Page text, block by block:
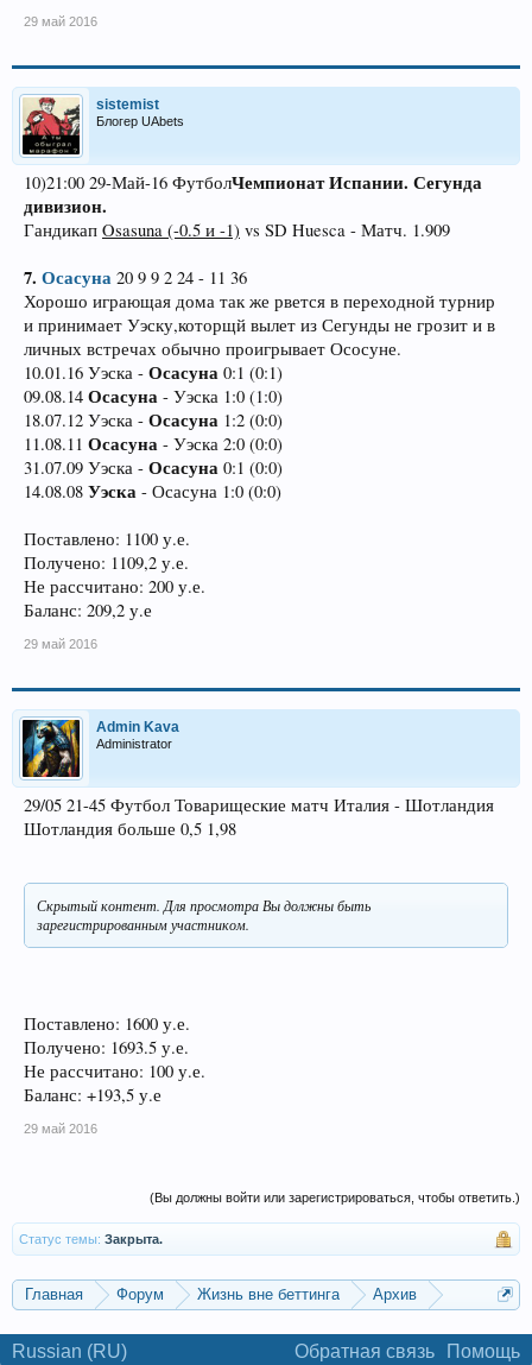
29 май 2016
sistemist
Блогер UAbets
10)21:00 29-Май-16 ФутболЧемпионат Испании. Сегунда
дивизион.
Гандикап Osasuna (-0.5 и -1) vs SD Huesca - Матч. 1.909
7. Осасуна 20 9 9 2 24 - 11 36
Хорошо играющая дома так же рвется в переходной турнир
и принимает Уэску,которщй вылет из Сегунды не грозит и в
личных встречах обычно проигрывает Ососуне.
10.01.16 Уэска - Осасуна 0:1 (0:1)
09.08.14 Осасуна - Уэска 1:0 (1:0)
18.07.12 Уэска - Осасуна 1:2 (0:0)
11.08.11 Осасуна - Уэска 2:0 (0:0)
31.07.09 Уэска - Осасуна 0:1 (0:0)
14.08.08 Уэска - Осасуна 1:0 (0:0)
Поставлено: 1100 у.е.
Получено: 1109,2 у.е.
Не рассчитано: 200 у.е.
Баланс: 209,2 у.е
29 май 2016
Admin Kava
Administrator
29/05 21-45 Футбол Товарищеские матч Италия - Шотландия
Шотландия больше 0,5 1,98
Скрытый контент. Для просмотра Вы должны быть
зарегистрированным участником.
Поставлено: 1600 у.е.
Получено: 1693.5 у.е.
Не рассчитано: 100 у.е.
Баланс: +193,5 у.е
29 май 2016
(Вы должны войти или зарегистрироваться, чтобы ответить.)
Статус темы: Закрыта.
Главная Форум Жизнь вне беттинга
Архив
Russian (RU) Обратная связь Помощь